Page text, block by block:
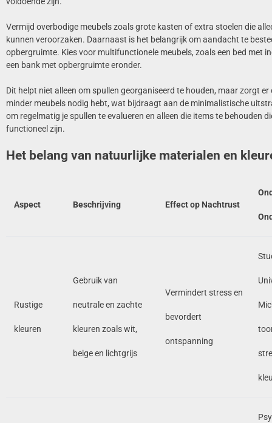
Vermijd overbodige meubels zoals grote kasten of extra stoelen die
kunnen veroorzaken. Daarnaast is het belangrijk om aandacht te
opbergruimte. Kies voor multifunctionele meubels, zoals een bed met
een bank met opbergruimte eronder.
Dit helpt niet alleen om spullen georganiseerd te houden, maar zorgt er
minder meubels nodig hebt, wat bijdraagt aan de minimalistische
om regelmatig je spullen te evalueren en alleen die items te behouden
functioneel zijn.
Het belang van natuurlijke materialen en
Aspect Beschrijving Effect op Nachtrust
Rustige
kleuren
Gebruik van
neutrale en zachte
kleuren zoals wit,
beige en lichtgrijs
Vermindert stress en
bevordert
ontspanning